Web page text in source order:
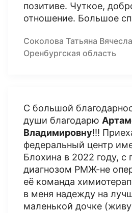
позитиве. Чуткое,
отношение. Большое
Соколова Татьяна
Оренбургская область
С большой
души благодарю
Владимировну!!!
федеральный центр
Блохина в 2022 году, с
диагнозом РМЖ-не
её команда
в меня надежду на
маленькой дочке